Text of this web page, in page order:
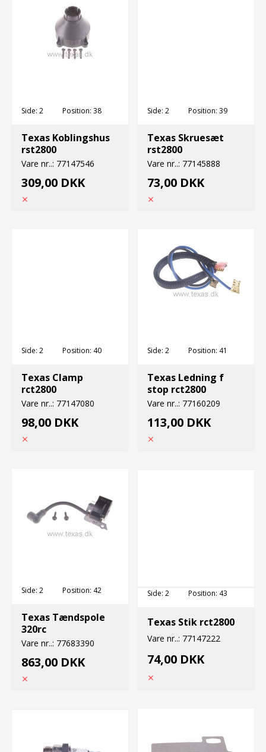
Side: 2 Position: 38
Texas Koblingshus
rst2800
Vare nr..: 77147546
309,00 DKK
Side: 2 Position: 39
Texas Skruesæt
rst2800
Vare nr..: 77145888
73,00 DKK
Side: 2 Position: 40
Texas Clamp
rct2800
Vare nr..: 77147080
98,00 DKK
Side: 2 Position: 41
Texas Ledning f
stop rct2800
Vare nr..: 77160209
113,00 DKK
Side: 2 Position: 42
Texas Tændspole
320rc
Vare nr..: 77683390
863,00 DKK
Side: 2 Position: 43
Texas Stik rct2800
Vare nr..: 77147222
74,00 DKK